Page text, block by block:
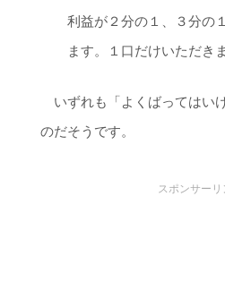
利益が２分の１、３分の
ます。１口だけいただき
いずれも「よくばってはい
のだそうです。
スポンサーリ